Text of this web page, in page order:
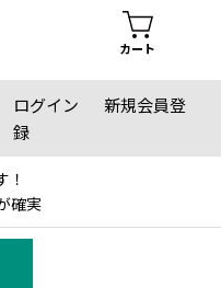
カート
ログイン
新規会員登
録
！
確実